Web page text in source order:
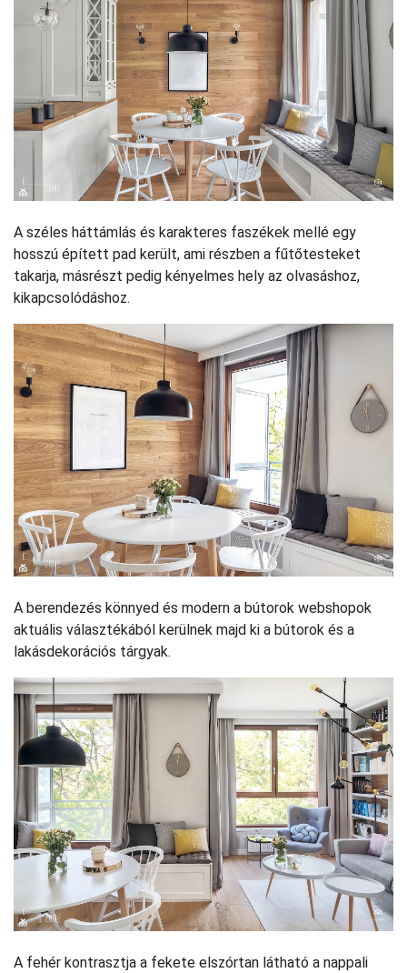
A széles háttámlás és karakteres faszékek mellé egy
hosszú épített pad került, ami részben a fűtőtesteket
takarja, másrészt pedig kényelmes hely az olvasáshoz,
kikapcsolódáshoz.
A berendezés könnyed és modern a bútorok webshopok
aktuális választékából kerülnek majd ki a bútorok és a
lakásdekorációs tárgyak.
A fehér kontrasztja a fekete elszórtan látható a nappali